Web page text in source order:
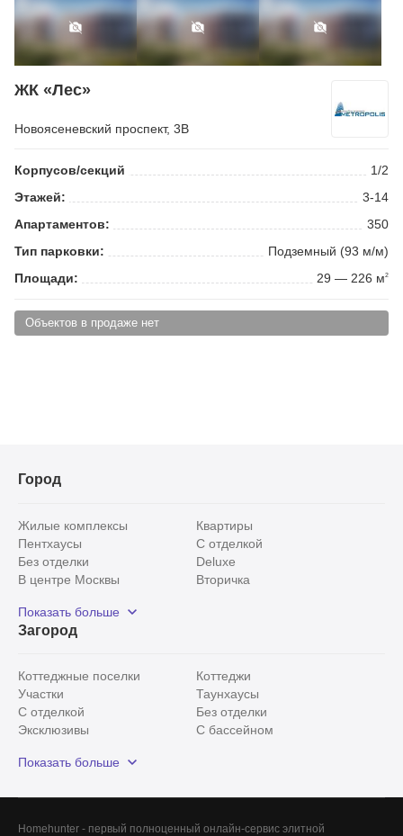
ЖК «Лес»
Новоясеневский проспект, 3В
Корпусов/секций
1/2
Этажей:
3-14
Апартаментов:
350
Тип парковки:
Подземный (93 м/м)
Площади:
29 — 226 м2
Объектов в продаже нет
Город
Жилые комплексы
Квартиры
Пентхаусы
С отделкой
Без отделки
Deluxe
В центре Москвы
Вторичка
Рядом с парком
С панорамными окнами
Показать больше
Загород
Коттеджные поселки
Коттеджи
Участки
Таунхаусы
С отделкой
Без отделки
Эксклюзивы
С бассейном
Красногорский район
Показать больше
Homehunter - первый полноценный онлайн-сервис элитной